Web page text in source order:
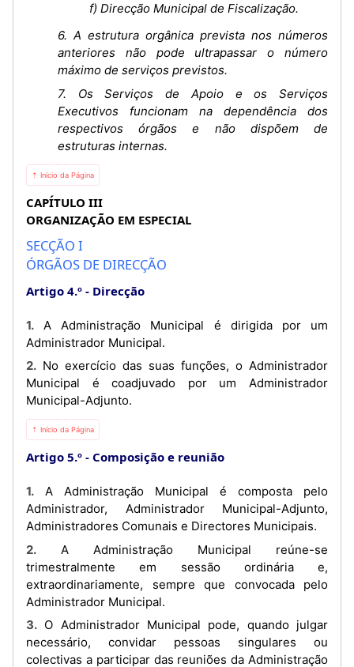
f) Direcção Municipal de Fiscalização.
6. A estrutura orgânica prevista nos números
anteriores não pode ultrapassar o número
máximo de serviços previstos.
7. Os Serviços de Apoio e os Serviços
Executivos funcionam na dependência dos
respectivos órgãos e não dispõem de
estruturas internas.
⇡ Início da Página
CAPÍTULO III
ORGANIZAÇÃO EM ESPECIAL
SECÇÃO I
ÓRGÃOS DE DIRECÇÃO
Artigo 4.º Direcção
1. A Administração Municipal é dirigida por um
Administrador Municipal.
2. No exercício das suas funções, o Administrador
Municipal é coadjuvado por um Administrador
Municipal-Adjunto.
⇡ Início da Página
Artigo 5.º Composição e reunião
1. A Administração Municipal é composta pelo
Administrador, Administrador Municipal-Adjunto,
Administradores Comunais e Directores Municipais.
2. A Administração Municipal reúne-se
trimestralmente em sessão ordinária e,
extraordinariamente, sempre que convocada pelo
Administrador Municipal.
3. O Administrador Municipal pode, quando julgar
necessário, convidar pessoas singulares ou
colectivas a participar das reuniões da Administração